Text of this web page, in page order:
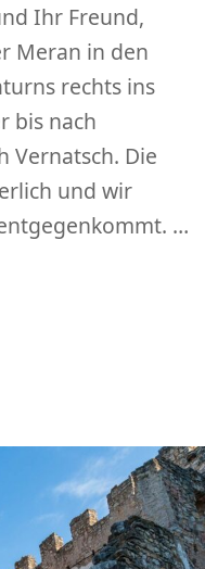
Ihr Freund,
Meran in den
rechts ins
bis nach
Vernatsch. Die
und wir
…
/